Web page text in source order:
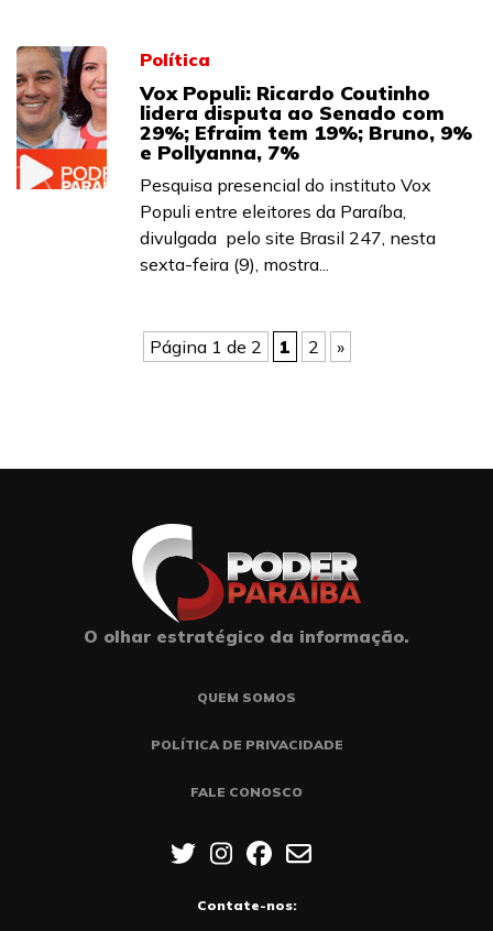
Política
Vox Populi: Ricardo Coutinho
lidera disputa ao Senado com
29%; Efraim tem 19%; Bruno, 9%
e Pollyanna, 7%
Pesquisa presencial do instituto Vox
Populi entre eleitores da Paraíba,
divulgada pelo site Brasil 247, nesta
sexta-feira (9), mostra...
Página 1 de 2 1 2 »
O olhar estratégico da informação.
QUEM SOMOS
POLÍTICA DE PRIVACIDADE
FALE CONOSCO
Contate-nos: